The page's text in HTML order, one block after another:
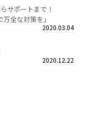
サポートまで！
全な対策を」
2020.03.04
2020.12.22